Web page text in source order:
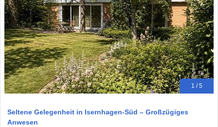
1 / 5
Seltene Gelegenheit in Isernhagen-Süd – Großzügiges
Anwesen